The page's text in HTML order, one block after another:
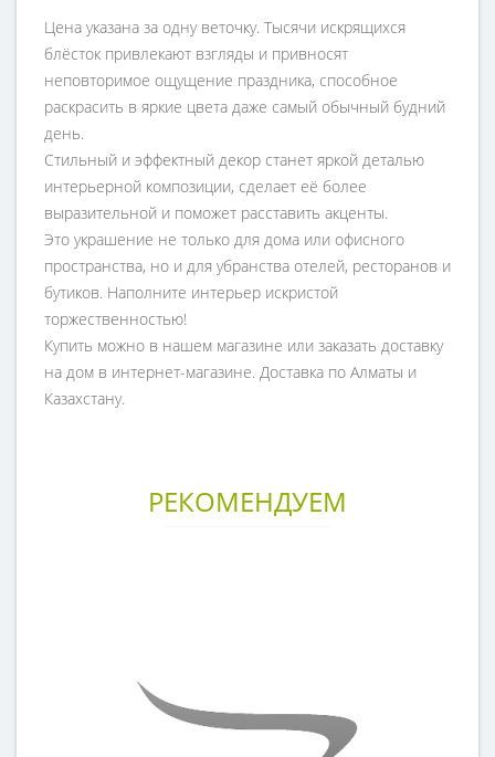
Цена указана за одну веточку. Тысячи искрящихся
блёсток привлекают взгляды и привносят
неповторимое ощущение праздника, способное
раскрасить в яркие цвета даже самый обычный будний
день.
Стильный и эффектный декор станет яркой деталью
интерьерной композиции, сделает её более
выразительной и поможет расставить акценты.
Это украшение не только для дома или офисного
пространства, но и для убранства отелей, ресторанов и
бутиков. Наполните интерьер искристой
торжественностью!
Купить можно в нашем магазине или заказать доставку
на дом в интернет-магазине. Доставка по Алматы и
Казахстану.
РЕКОМЕНДУЕМ